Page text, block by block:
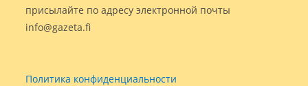
присылайте по адресу электронной почты
info@gazeta.fi
Политика конфиденциальности